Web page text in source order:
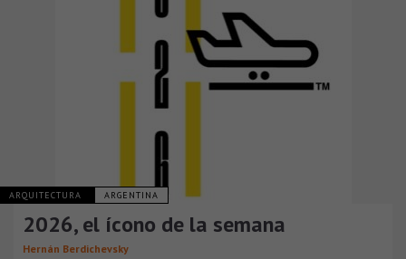
ARQUITECTURA ARGENTINA
2026, el ícono de la semana
Hernán Berdichevsky